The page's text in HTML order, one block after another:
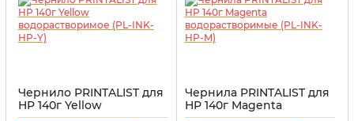
Чернило PRINTALIST для
HP 140г Yellow
водорастворимое (PL-
Чернила PRINTALIST для
HP 140г Magenta
водорастворимые (PL-